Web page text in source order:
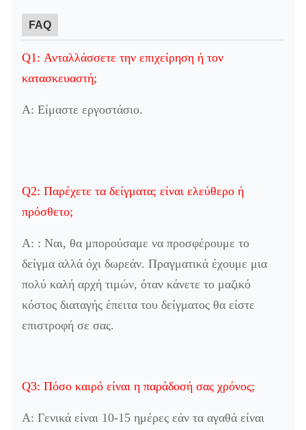
FAQ
Q1: Ανταλλάσσετε την επιχείρηση ή τον
κατασκευαστή;
Α: Είμαστε εργοστάσιο.
Q2: Παρέχετε τα δείγματα; είναι ελεύθερο ή
πρόσθετο;
Α: : Ναι, θα μπορούσαμε να προσφέρουμε το
δείγμα αλλά όχι δωρεάν. Πραγματικά έχουμε μια
πολύ καλή αρχή τιμών, όταν κάνετε το μαζικό
κόστος διαταγής έπειτα του δείγματος θα είστε
επιστροφή σε σας.
Q3: Πόσο καιρό είναι η παράδοσή σας χρόνος;
Α: Γενικά είναι 10-15 ημέρες εάν τα αγαθά είναι